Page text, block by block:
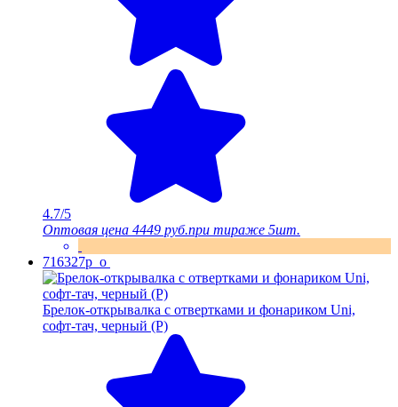
4.7/5
Оптовая цена 4449 руб.при тираже 5шт.
716327p_o
Брелок-открывалка с отвертками и фонариком Uni,
софт-тач, черный (Р)